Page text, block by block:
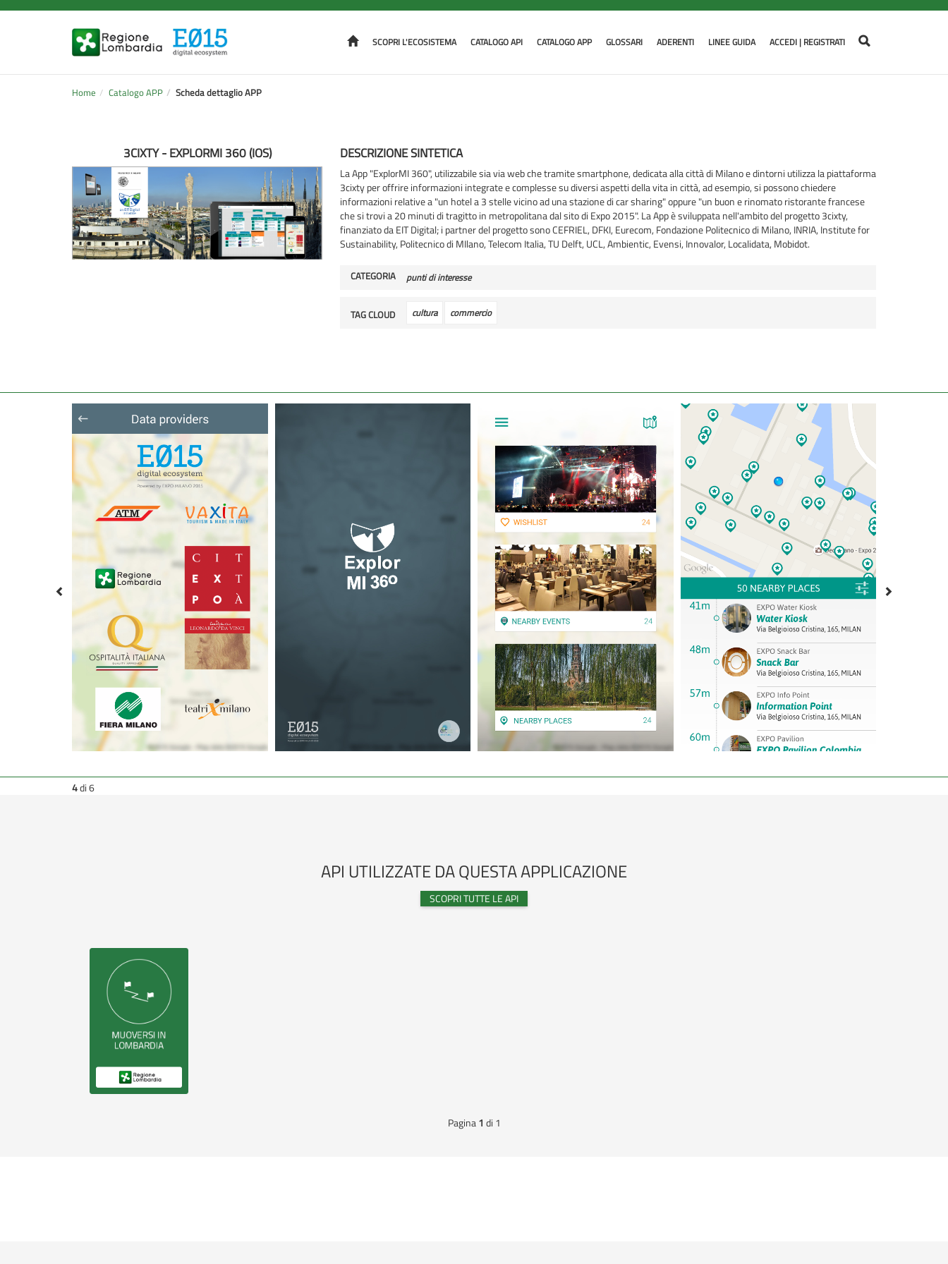
SCOPRI L'ECOSISTEMA CATALOGO API CATALOGO APP GLOSSARI ADERENTI LINEE GUIDA ACCEDI | REGISTRATI
Home Catalogo APP Scheda dettaglio APP
3CIXTY - EXPLORMI 360 (IOS) DESCRIZIONE SINTETICA
La App "ExplorMI 360", utilizzabile sia via web che tramite smartphone, dedicata alla città di Milano e dintorni utilizza la piattaforma
3cixty per offrire informazioni integrate e complesse su diversi aspetti della vita in città, ad esempio, si possono chiedere
informazioni relative a "un hotel a 3 stelle vicino ad una stazione di car sharing" oppure "un buon e rinomato ristorante francese
che si trovi a 20 minuti di tragitto in metropolitana dal sito di Expo 2015". La App è sviluppata nell'ambito del progetto 3cixty,
finanziato da EIT Digital; i partner del progetto sono CEFRIEL, DFKI, Eurecom, Fondazione Politecnico di Milano, INRIA, Institute for
Sustainability, Politecnico di MIlano, Telecom Italia, TU Delft, UCL, Ambientic, Evensi, Innovalor, Localidata, Mobidot.
CATEGORIA punti di interesse
TAG CLOUD cultura commercio
4di 6
API UTILIZZATE DA QUESTA APPLICAZIONE
SCOPRI TUTTE LE API
Pagina1 di 1